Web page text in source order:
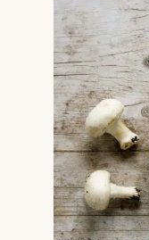
Recettes
Nos publications
Actus/Agenda
Enfants